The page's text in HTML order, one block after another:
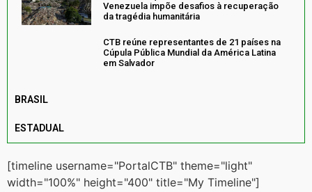
Venezuela impõe desafios à recuperação
da tragédia humanitária
CTB reúne representantes de 21 países na
Cúpula Pública Mundial da América Latina
em Salvador
BRASIL
ESTADUAL
[timeline username="PortalCTB" theme="light"
width="100%" height="400" title="My Timeline"]